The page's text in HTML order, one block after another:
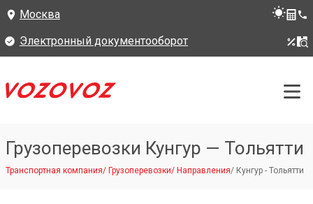
Москва
Электронный документооборот
Грузоперевозки Кунгур — Тольятти
Транспортная компания/ Грузоперевозки/ Направления/ Кунгур - Тольятти